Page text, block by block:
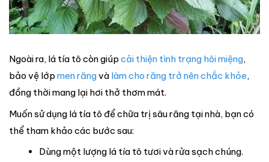
Ngoài ra, lá tía tô còn giúp cải thiện tình trạng hôi miệng,
bảo vệ lớp men răngvà làm cho răng trở nên chắc khỏe,
đồng thời mang lại hơi thở thơm mát.
Muốn sử dụng lá tía tô để chữa trị sâu răng tại nhà, bạn có
thể tham khảo các bước sau:
Dùng một lượng lá tía tô tươi và rửa sạch chúng.